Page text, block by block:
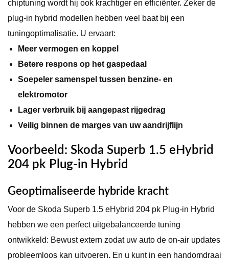
chiptuning wordt hij ook krachtiger en efficiënter. Zeker de
plug-in hybrid modellen hebben veel baat bij een
tuningoptimalisatie. U ervaart:
Meer vermogen en koppel
Betere respons op het gaspedaal
Soepeler samenspel tussen benzine- en
elektromotor
Lager verbruik bij aangepast rijgedrag
Veilig binnen de marges van uw aandrijflijn
Voorbeeld: Skoda Superb 1.5 eHybrid
204 pk Plug-in Hybrid
Geoptimaliseerde hybride kracht
Voor de Skoda Superb 1.5 eHybrid 204 pk Plug-in Hybrid
hebben we een perfect uitgebalanceerde tuning
ontwikkeld: Bewust extern zodat uw auto de on-air updates
probleemloos kan uitvoeren. En u kunt in een handomdraai